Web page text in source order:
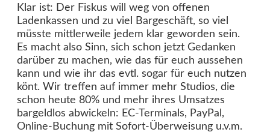
Klar ist: Der Fiskus will weg von offenen
Ladenkassen und zu viel Bargeschäft, so viel
müsste mittlerweile jedem klar geworden sein.
Es macht also Sinn, sich schon jetzt Gedanken
darüber zu machen, wie das für euch aussehen
kann und wie ihr das evtl. sogar für euch nutzen
könt. Wir treffen auf immer mehr Studios, die
schon heute 80% und mehr ihres Umsatzes
bargeldlos abwickeln: EC-Terminals, PayPal,
Online-Buchung mit Sofort-Überweisung u.v.m.